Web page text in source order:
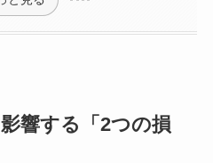
響する「2つの損